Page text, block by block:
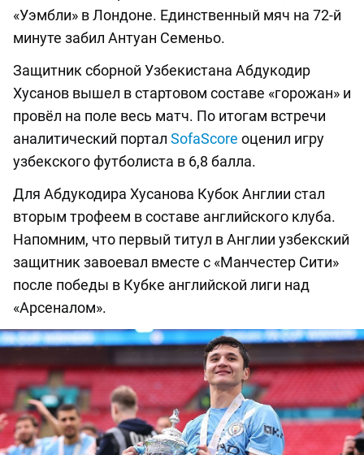
«Уэмбли» в Лондоне. Единственный мяч на 72-й
минуте забил Антуан Семеньо.
Защитник сборной Узбекистана Абдукодир
Хусанов вышел в стартовом составе «горожан» и
провёл на поле весь матч. По итогам встречи
аналитический портал SofaScore оценил игру
узбекского футболиста в 6,8 балла.
Для Абдукодира Хусанова Кубок Англии стал
вторым трофеем в составе английского клуба.
Напомним, что первый титул в Англии узбекский
защитник завоевал вместе с «Манчестер Сити»
после победы в Кубке английской лиги над
«Арсеналом».